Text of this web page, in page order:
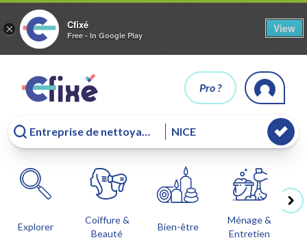
× Cfixé
Free - In Google Play
View
Pro ?
Explorer
Coiffure &
Beauté
Bien-être
Ménage &
Entretien